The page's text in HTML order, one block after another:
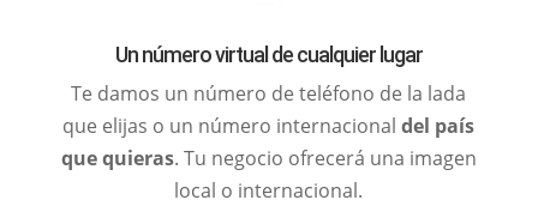
Un número virtual de cualquier lugar
Te damos un número de teléfono de la lada
que elijas o un número internacionaldel país
que quieras. Tu negocio ofrecerá una imagen
local o internacional.